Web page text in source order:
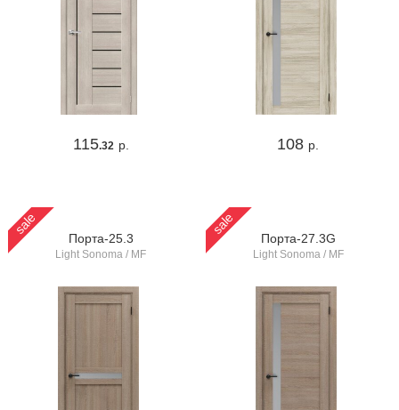
115.32 р. 108 р.
sale
Порта-25.3
Light Sonoma / MF
sale
Порта-27.3G
Light Sonoma / MF